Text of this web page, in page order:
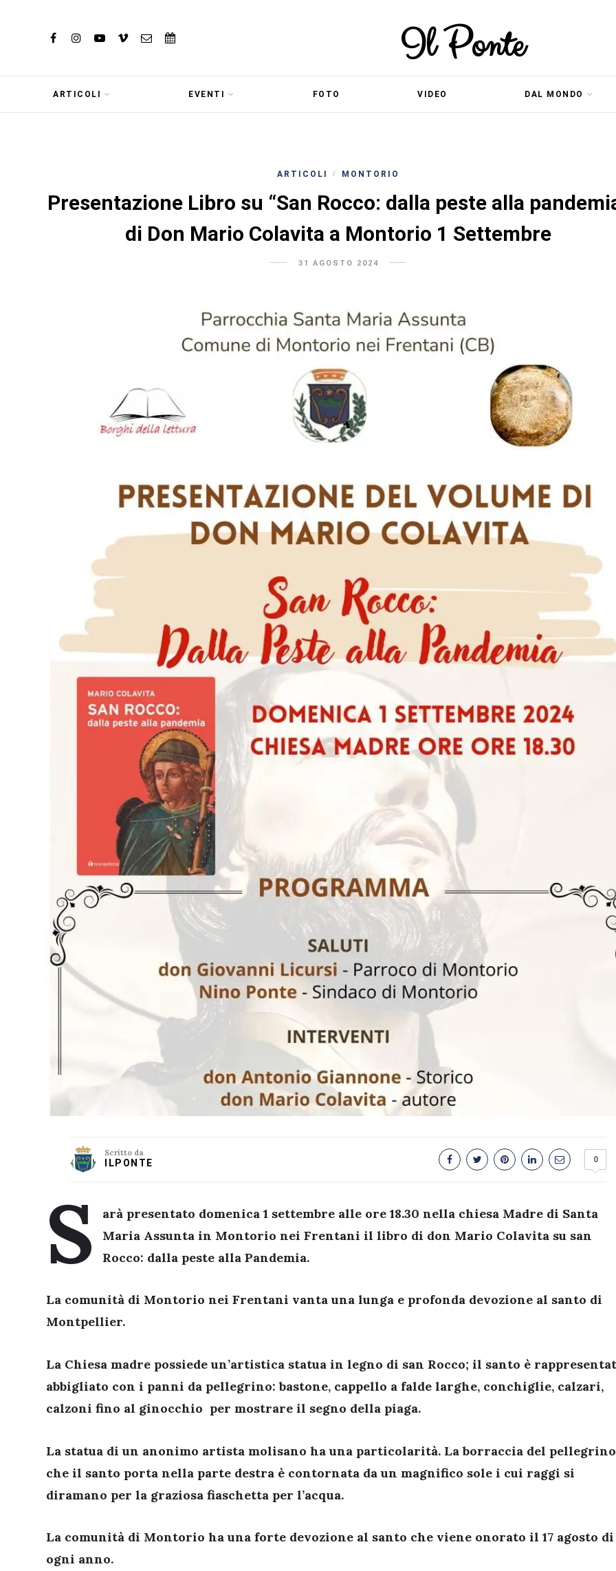
Il Ponte
ARTICOLI EVENTI FOTO VIDEO DAL MONDO
ARTICOLI / MONTORIO
Presentazione Libro su “San Rocco: dalla peste alla
di Don Mario Colavita a Montorio 1 Settembre
31 AGOSTO 2024
Scritto da
ILPONTE 0
S
arà presentato domenica 1 settembre alle ore 18.30 nella chiesa Madre di Santa
Maria Assunta in Montorio nei Frentani il libro di don Mario Colavita su san
Rocco: dalla peste alla Pandemia.
La comunità di Montorio nei Frentani vanta una lunga e profonda devozione al santo di
Montpellier.
La Chiesa madre possiede un’artistica statua in legno di san Rocco; il santo è
abbigliato con i panni da pellegrino: bastone, cappello a falde larghe, conchiglie, calzari,
calzoni fino al ginocchio per mostrare il segno della piaga.
La statua di un anonimo artista molisano ha una particolarità. La borraccia del pellegrino
che il santo porta nella parte destra è contornata da un magnifico sole i cui raggi si
diramano per la graziosa fiaschetta per l’acqua.
La comunità di Montorio ha una forte devozione al santo che viene onorato il 17 agosto di
ogni anno.